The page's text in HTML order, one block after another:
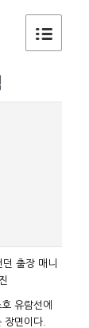
출장 매니
유람선에
면이다.